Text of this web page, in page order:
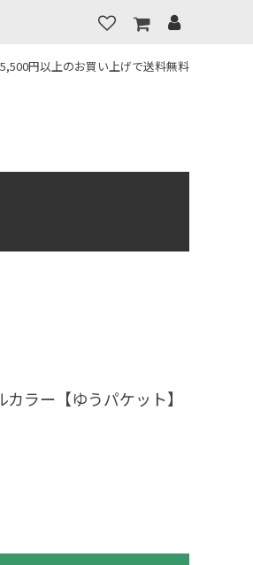
5,500円以上のお買い上げで送料無料
ー【ゆうパケット】